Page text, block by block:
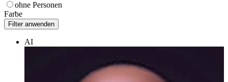
ohne Personen
Farbe
AI